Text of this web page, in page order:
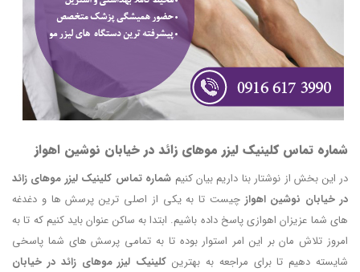
شماره تماس کلینیک لیزر موهای زائد در خیابان نوشین اهواز
در این بخش از نوشتار بنا داریم بیان کنیم شماره تماس کلینیک لیزر موهای زائد
در خیابان نوشین اهوازچیست تا به یکی از اصلی ترین پرسش ها و دغدغه
های شما عزیزان اهوازی پاسخ داده باشیم. ابتدا به ساکن عنوان باید کنیم که تا به
امروز تلاش مان بر این امر استوار بوده تا به تمامی پرسش های شما پاسخی
شایسته دهیم تا برای مراجعه به بهترین کلینیک لیزر موهای زائد در خیابان